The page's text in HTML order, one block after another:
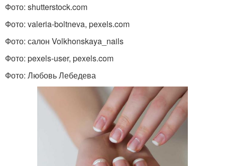
Фото: shutterstock.com
Фото: valeria-boltneva, pexels.com
Фото: салон Volkhonskaya_nails
Фото: pexels-user, pexels.com
Фото: Любовь Лебедева